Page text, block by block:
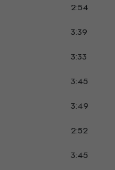
2:54
3:39
3:33
3:45
3:49
2:52
3:45